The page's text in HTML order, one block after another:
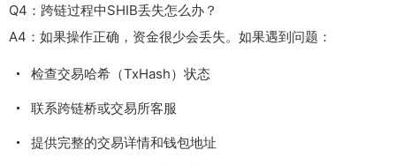
Q4：跨链过程中SHIB丢失怎么办？
A4：如果操作正确，资金很少会丢失。如果遇到问题：
检查交易哈希（TxHash）状态
联系跨链桥或交易所客服
提供完整的交易详情和钱包地址